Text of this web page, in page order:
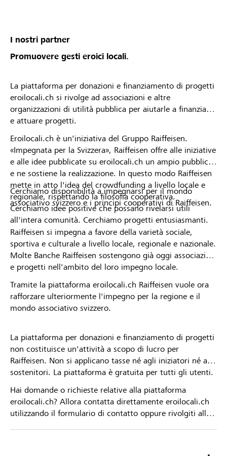
I nostri partner
Promuovere gesti eroici locali.
La piattaforma per donazioni e finanziamento di progetti
eroilocali.ch si rivolge ad associazioni e altre
organizzazioni di utilità pubblica per aiutarle a finanziare
e attuare progetti.
Eroilocali.ch è un'iniziativa del Gruppo Raiffeisen.
«Impegnata per la Svizzera», Raiffeisen offre alle iniziative
e alle idee pubblicate su eroilocali.ch un ampio pubblico
e ne sostiene la realizzazione. In questo modo Raiffeisen
mette in atto l'idea del crowdfunding a livello locale e
regionale, rispettando la filosofia cooperativa.
Cerchiamo idee positive che possano rivelarsi utili
all'intera comunità. Cerchiamo progetti entusiasmanti.
Cerchiamo disponibilità a impegnarsi per il mondo
associativo svizzero e i principi cooperativi di Raiffeisen.
Raiffeisen si impegna a favore della varietà sociale,
sportiva e culturale a livello locale, regionale e nazionale.
Molte Banche Raiffeisen sostengono già oggi associazioni
e progetti nell'ambito del loro impegno locale.
Tramite la piattaforma eroilocali.ch Raiffeisen vuole ora
rafforzare ulteriormente l'impegno per la regione e il
mondo associativo svizzero.
La piattaforma per donazioni e finanziamento di progetti
non costituisce un'attività a scopo di lucro per
Raiffeisen. Non si applicano tasse né agli iniziatori né ai
sostenitori. La piattaforma è gratuita per tutti gli utenti.
Hai domande o richieste relative alla piattaforma
eroilocali.ch? Allora contatta direttamente eroilocali.ch
utilizzando il formulario di contatto oppure rivolgiti alla